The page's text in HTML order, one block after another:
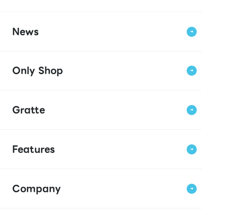
News
Only Shop
Gratte
Features
Company